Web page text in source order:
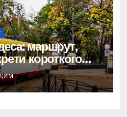
маршрут,
короткого